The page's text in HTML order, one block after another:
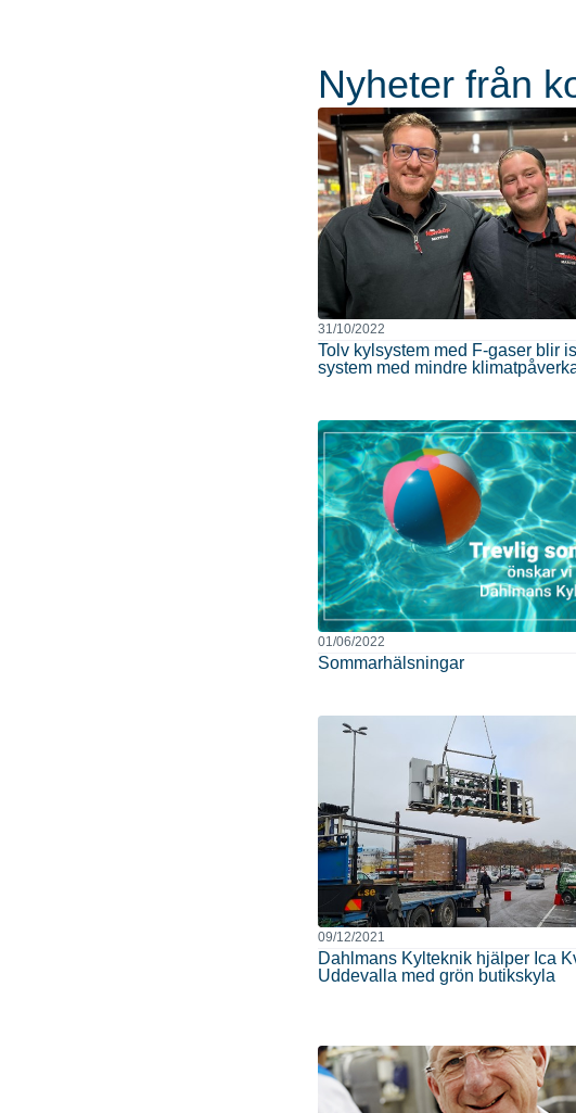
Nyheter från
31/10/2022
Tolv kylsystem med F-gaser blir
system med mindre
01/06/2022
Sommarhälsningar
09/12/2021
Dahlmans Kylteknik hjälper Ica
Uddevalla med grön butikskyla